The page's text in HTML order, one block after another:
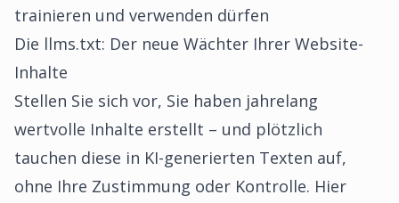
trainieren und verwenden dürfen
Die llms.txt: Der neue Wächter Ihrer Website-
Inhalte
Stellen Sie sich vor, Sie haben jahrelang
wertvolle Inhalte erstellt – und plötzlich
tauchen diese in KI-generierten Texten auf,
ohne Ihre Zustimmung oder Kontrolle. Hier